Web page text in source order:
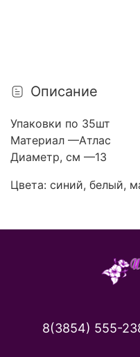
Описание
Упаковки по 35шт
Материал —Атлас
Диаметр, см —13
Цвета: синий, белый,
8(3854) 555-